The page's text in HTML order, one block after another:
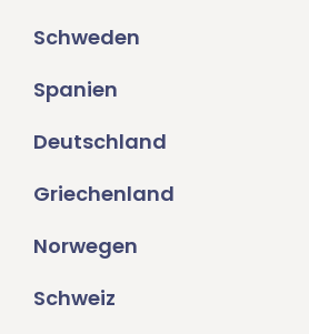
Schweden
Spanien
Deutschland
Griechenland
Norwegen
Schweiz